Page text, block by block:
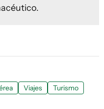
Viajes Turismo